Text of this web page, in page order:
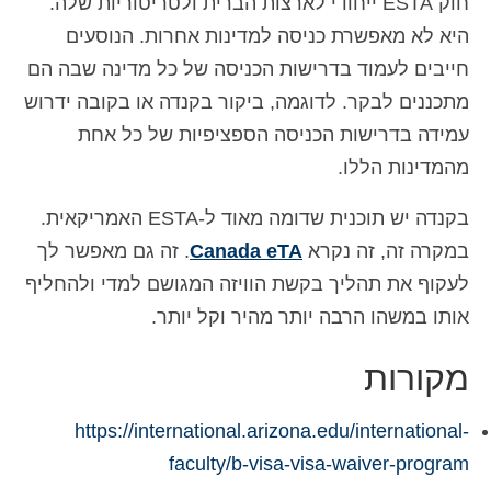
היא לא מאפשרת כניסה למדינות אחרות. הנוסעים
חייבים לעמוד בדרישות הכניסה של כל מדינה שבה הם
מתכננים לבקר. לדוגמה, ביקור בקנדה או בקובה ידרוש
עמידה בדרישות הכניסה הספציפיות של כל אחת
מהמדינות הללו.
בקנדה יש תוכנית שדומה מאוד ל-ESTA האמריקאית.
במקרה זה, זה נקרא Canada eTA. זה גם מאפשר לך
לעקוף את תהליך בקשת הוויזה המגושם למדי ולהחליף
אותו במשהו הרבה יותר מהיר וקל יותר.
מקורות
https://international.arizona.edu/international-
faculty/b-visa-visa-waiver-program